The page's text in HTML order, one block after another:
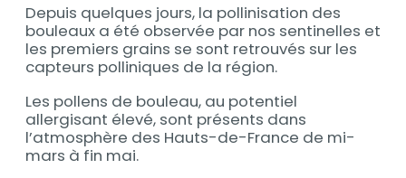
Depuis quelques jours, la pollinisation des
bouleaux a été observée par nos sentinelles et
les premiers grains se sont retrouvés sur les
capteurs polliniques de la région.
Les pollens de bouleau, au potentiel
allergisant élevé, sont présents dans
l’atmosphère des Hauts-de-France de mi-
mars à fin mai.